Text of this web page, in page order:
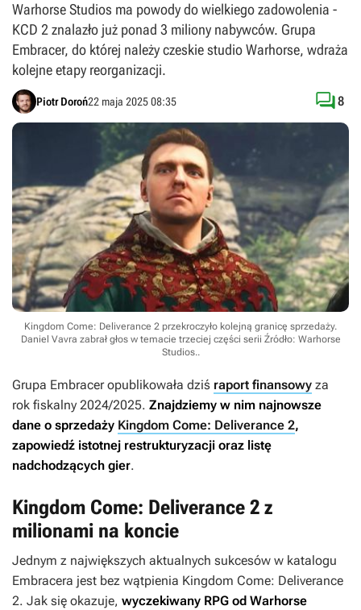
Warhorse Studios ma powody do wielkiego zadowolenia -
KCD 2 znalazło już ponad 3 miliony nabywców. Grupa
Embracer, do której należy czeskie studio Warhorse, wdraża
kolejne etapy reorganizacji.
Piotr Doroń22 maja 2025 08:35 8
Kingdom Come: Deliverance 2 przekroczyło kolejną granicę sprzedaży.
Daniel Vavra zabrał głos w temacie trzeciej części serii Źródło: Warhorse
Studios..
Grupa Embracer opublikowała dziś raport finansowy za
rok fiskalny 2024/2025. Znajdziemy w nim najnowsze
dane o sprzedaży Kingdom Come: Deliverance 2,
zapowiedź istotnej restrukturyzacji oraz listę
nadchodzących gier.
Kingdom Come: Deliverance 2 z
milionami na koncie
Jednym z największych aktualnych sukcesów w katalogu
Embracera jest bez wątpienia Kingdom Come: Deliverance
2. Jak się okazuje, wyczekiwany RPG od Warhorse